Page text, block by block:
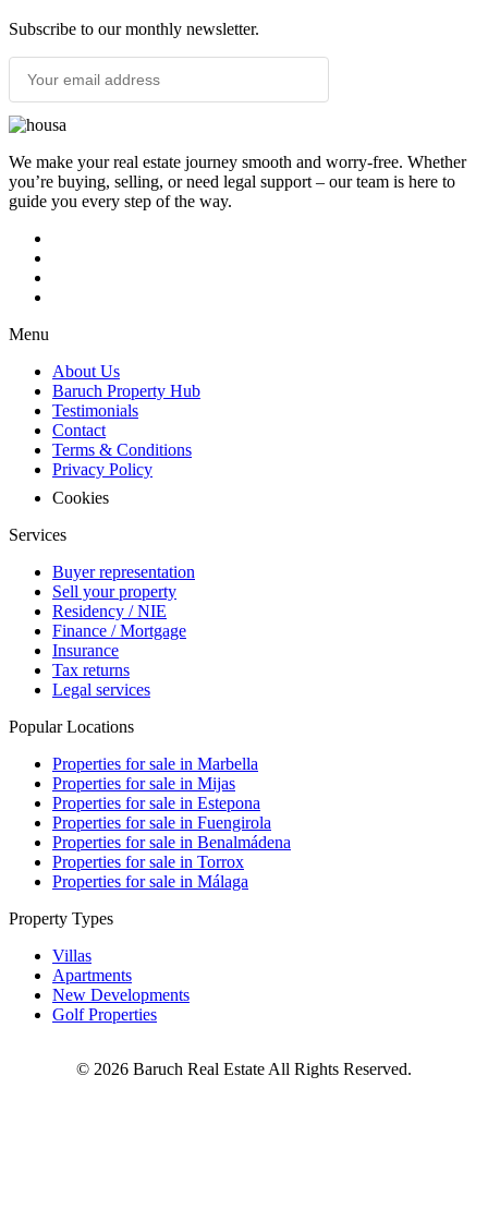
Subscribe to our monthly newsletter.
We make your real estate journey smooth and worry-free. Whether
you’re buying, selling, or need legal support – our team is here to
guide you every step of the way.
Menu
About Us
Baruch Property Hub
Testimonials
Contact
Terms & Conditions
Privacy Policy
Cookies
Services
Buyer representation
Sell your property
Residency / NIE
Finance / Mortgage
Insurance
Tax returns
Legal services
Popular Locations
Properties for sale in Marbella
Properties for sale in Mijas
Properties for sale in Estepona
Properties for sale in Fuengirola
Properties for sale in Benalmádena
Properties for sale in Torrox
Properties for sale in Málaga
Property Types
Villas
Apartments
New Developments
Golf Properties
© 2026 Baruch Real Estate All Rights Reserved.